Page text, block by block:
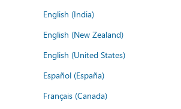
English (India)
English (New Zealand)
English (United States)
Español (España)
Français (Canada)